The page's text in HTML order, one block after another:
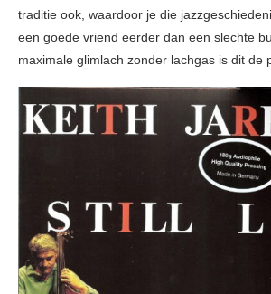
traditie ook, waardoor je die
een goede vriend eerder dan een slechte
maximale glimlach zonder lachgas is dit de